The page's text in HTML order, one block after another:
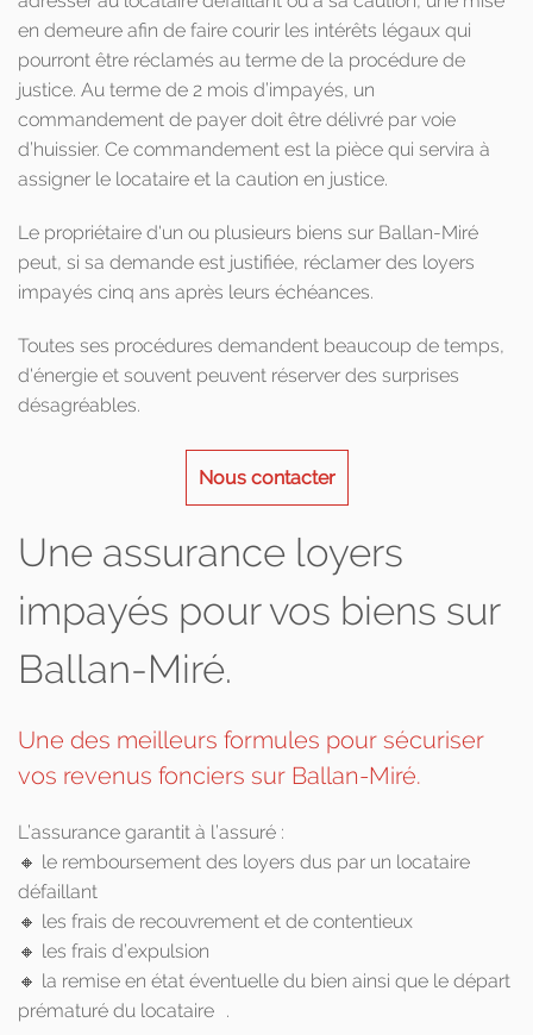
en demeure afin de faire courir les intérêts légaux qui
pourront être réclamés au terme de la procédure de
justice. Au terme de 2 mois d’impayés, un
commandement de payer doit être délivré par voie
d’huissier. Ce commandement est la pièce qui servira à
assigner le locataire et la caution en justice.
Le propriétaire d'un ou plusieurs biens sur Ballan-Miré
peut, si sa demande est justifiée, réclamer des loyers
impayés cinq ans après leurs échéances.
Toutes ses procédures demandent beaucoup de temps,
d'énergie et souvent peuvent réserver des surprises
désagréables.
Nous contacter
Une assurance loyers
impayés pour vos biens sur
Ballan-Miré.
Une des meilleurs formules pour sécuriser
vos revenus fonciers sur Ballan-Miré.
L’assurance garantit à l’assuré :
🔸 le remboursement des loyers dus par un locataire
défaillant
🔸 les frais de recouvrement et de contentieux
🔸 les frais d’expulsion
🔸 la remise en état éventuelle du bien ainsi que le départ
prématuré du locataire .